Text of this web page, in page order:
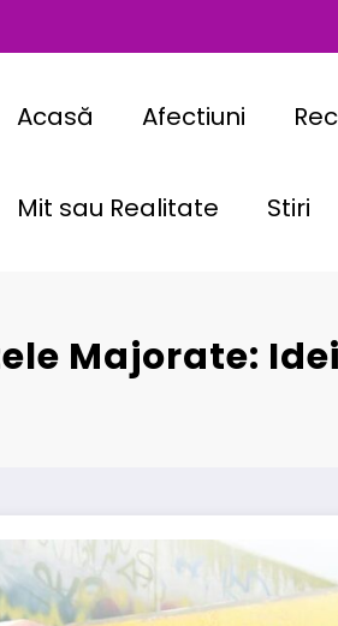
Acasă Afectiuni
Mit sau Realitate Stiri
Majorate: